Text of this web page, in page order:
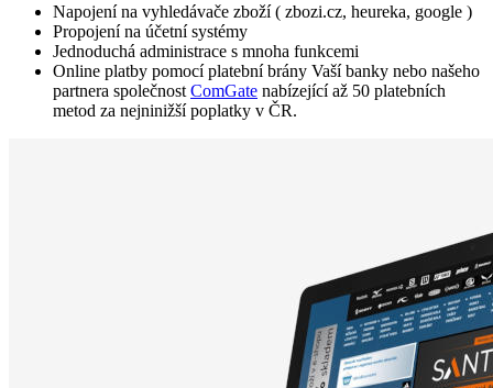
Napojení na vyhledávače zboží ( zbozi.cz, heureka, google )
Propojení na účetní systémy
Jednoduchá administrace s mnoha funkcemi
Online platby pomocí platební brány Vaší banky nebo našeho
partnera společnost ComGate nabízející až 50 platebních
metod za nejninižší poplatky v ČR.